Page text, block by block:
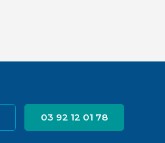
03 92 12 01 78